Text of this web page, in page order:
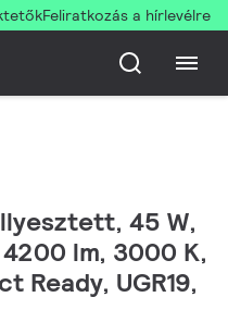
Feliratkozás a hírlevélre
45 W,
lm, 3000 K,
Ready, UGR19,